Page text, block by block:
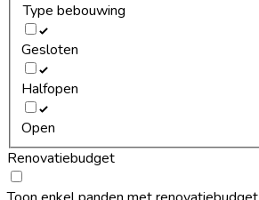
Type bebouwing
Gesloten
Halfopen
Open
Renovatiebudget